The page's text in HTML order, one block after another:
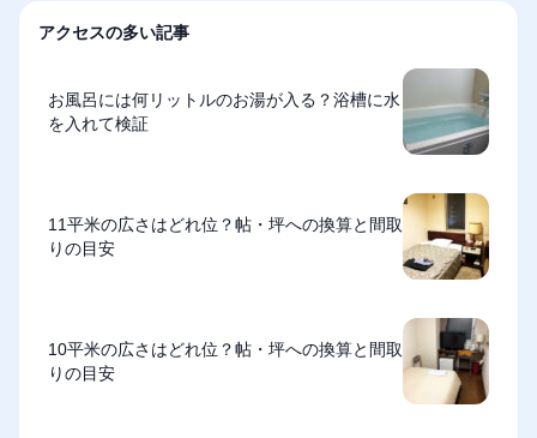
アクセスの多い記事
お風呂には何リットルのお湯が入る？浴槽に水
を入れて検証
11平米の広さはどれ位？帖・坪への換算と間取
りの目安
10平米の広さはどれ位？帖・坪への換算と間取
りの目安